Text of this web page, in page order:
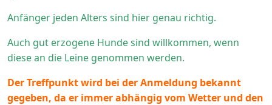
Anfänger jeden Alters sind hier genau richtig.
Auch gut erzogene Hunde sind willkommen, wenn
diese an die Leine genommen werden.
Der Treffpunkt wird bei der Anmeldung bekannt
gegeben, da er immer abhängig vom Wetter und den